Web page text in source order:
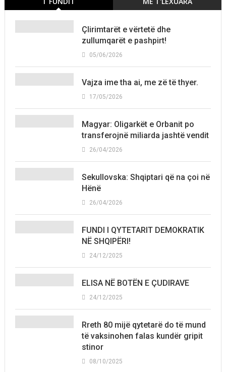
Çlirimtarët e vërtetë dhe
zullumqarët e pashpirt!
05/06/2026
Vajza ime tha ai, me zë të thyer.
17/05/2026
Magyar: Oligarkët e Orbanit po
transferojnë miliarda jashtë vendit
26/04/2026
Sekullovska: Shqiptari që na çoi në
Hënë
26/04/2026
FUNDI I QYTETARIT DEMOKRATIK
NË SHQIPËRI!
24/12/2025
ELISA NË BOTËN E ÇUDIRAVE
24/12/2025
Rreth 80 mijë qytetarë do të mund
të vaksinohen falas kundër gripit
stinor
08/10/2025